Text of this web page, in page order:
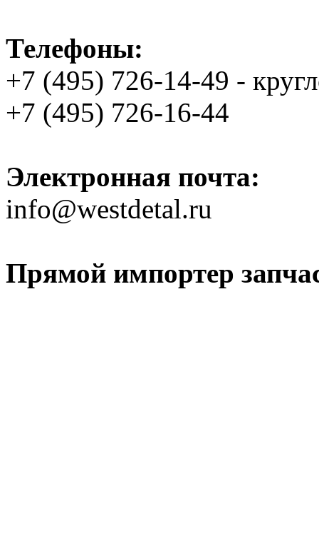
Телефоны:
+7 (495) 726-14-49 -
+7 (495) 726-16-44
Электронная почта:
info@westdetal.ru
Прямой импортер